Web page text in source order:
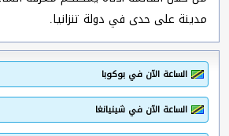
مدينة على حدى في دولة تنزانيا.
الساعة الآن في بوكوبا
الساعة الآن في شينيانغا